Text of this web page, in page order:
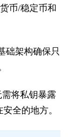
币/稳定币和
础架构确保只
将私钥暴露
全的地方。